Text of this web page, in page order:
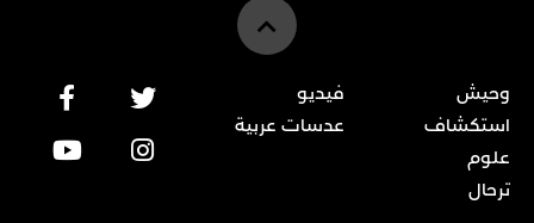
وحيش
استكشاف
علوم
ترحال
فيديو
عدسات عربية